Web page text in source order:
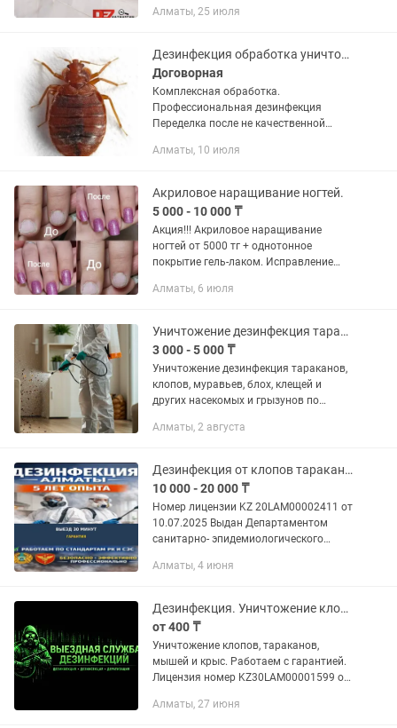
предприятий и других объектов.
Работаем...
Алматы, 25 июля
Дезинфекция обработка уничтожение крыс постельные клопы тараканы
Договорная
Комплексная обработка.
Профессиональная дезинфекция
Переделка после не качественной
аттестованные специалисты
генераторам...
Алматы, 10 июля
Акриловое наращивание ногтей.
5 000 - 10 000 ₸
Акция!!! Акриловое наращивание
ногтей от 5000 тг + однотонное
покрытие гель-лаком. Исправление
Носка 4-5 недель.
Алматы, 6 июля
Уничтожение дезинфекция тараканов, клопов, муравьев, блох, клещей и других
3 000 - 5 000 ₸
Уничтожение дезинфекция тараканов,
клопов, муравьев, блох, клещей и
других насекомых и грызунов по
безопасна для детей животных - На
осуществляетсятается...
Алматы, 2 августа
Дезинфекция от клопов тараканов
10 000 - 20 000 ₸
Номер лицензии KZ 20LAM00002411 от
10.07.2025 Выдан Департаментом
санитарно- эпидемиологического
эпидемиологического контроля
Алматы, 4 июня
Дезинфекция. Уничтожение клопов, тараканов, мышей и крыс
от 400 ₸
Уничтожение клопов, тараканов,
мышей и крыс. Работаем с гарантией.
Лицензия номер KZ30LAM00001599 от
Департамент Сан-Эпид контроля
Алматы, 27 июня